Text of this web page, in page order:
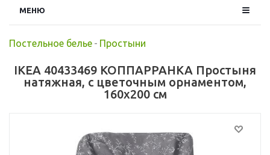
МЕНЮ
Постельное белье - Простыни
IKEA 40433469 КОППАРРАНКА Простыня
натяжная, с цветочным орнаментом,
160x200 см